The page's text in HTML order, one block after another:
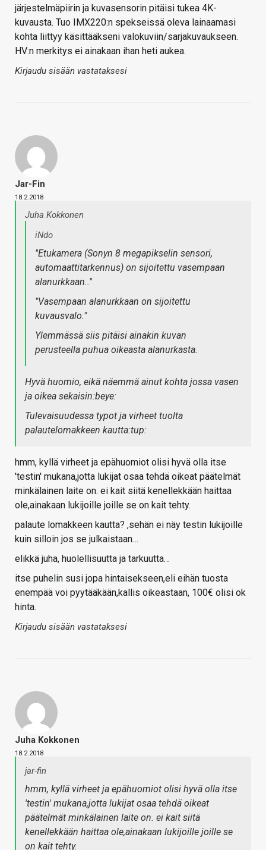
järjestelmäpiirin ja kuvasensorin pitäisi tukea 4K-
kuvausta. Tuo IMX220:n spekseissä oleva lainaamasi
kohta liittyy käsittääkseni valokuviin/sarjakuvaukseen.
HV:n merkitys ei ainakaan ihan heti aukea.
Kirjaudu sisään vastataksesi
Jar-Fin
18.2.2018
Juha Kokkonen
iNdo
"Etukamera (Sonyn 8 megapikselin sensori,
automaattitarkennus) on sijoitettu vasempaan
alanurkkaan.."
"Vasempaan alanurkkaan on sijoitettu
kuvausvalo."
Ylemmässä siis pitäisi ainakin kuvan
perusteella puhua oikeasta alanurkasta.
Hyvä huomio, eikä näemmä ainut kohta jossa vasen
ja oikea sekaisin:beye:
Tulevaisuudessa typot ja virheet tuolta
palautelomakkeen kautta:tup:
hmm, kyllä virheet ja epähuomiot olisi hyvä olla itse
'testin' mukana,jotta lukijat osaa tehdä oikeat päätelmät
minkälainen laite on. ei kait siitä kenellekkään haittaa
ole,ainakaan lukijoille joille se on kait tehty.
palaute lomakkeen kautta? ,sehän ei näy testin lukijoille
kuin silloin jos se julkaistaan…
elikkä juha, huolellisuutta ja tarkuutta…
itse puhelin susi jopa hintaisekseen,eli eihän tuosta
enempää voi pyytääkään,kallis oikeastaan, 100€ olisi ok
hinta.
Kirjaudu sisään vastataksesi
Juha Kokkonen
18.2.2018
jar-fin
hmm, kyllä virheet ja epähuomiot olisi hyvä olla itse
'testin' mukana,jotta lukijat osaa tehdä oikeat
päätelmät minkälainen laite on. ei kait siitä
kenellekkään haittaa ole,ainakaan lukijoille joille se
on kait tehty.